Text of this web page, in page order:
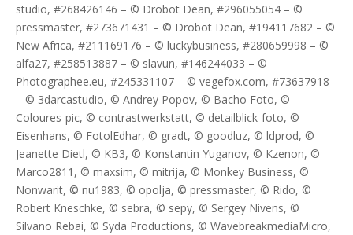
studio, #268426146 – © Drobot Dean, #296055054 – ©
pressmaster, #273671431 – © Drobot Dean, #194117682 – ©
New Africa, #211169176 – © luckybusiness, #280659998 – ©
alfa27, #258513887 – © slavun, #146244033 – ©
Photographee.eu, #245331107 – © vegefox.com, #73637918
– © 3darcastudio, © Andrey Popov, © Bacho Foto, ©
Coloures-pic, © contrastwerkstatt, © detailblick-foto, ©
Eisenhans, © FotolEdhar, © gradt, © goodluz, © ldprod, ©
Jeanette Dietl, © KB3, © Konstantin Yuganov, © Kzenon, ©
Marco2811, © maxsim, © mitrija, © Monkey Business, ©
Nonwarit, © nu1983, © opolja, © pressmaster, © Rido, ©
Robert Kneschke, © sebra, © sepy, © Sergey Nivens, ©
Silvano Rebai, © Syda Productions, © WavebreakmediaMicro,